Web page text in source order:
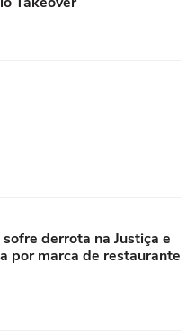
sofre derrota na Justiça e
por marca de restaurante